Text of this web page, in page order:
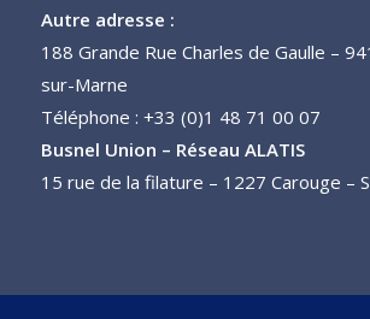
Autre adresse :
188 Grande Rue Charles de Gaulle –
sur-Marne
Téléphone : +33 (0)1 48 71 00 07
Busnel Union – Réseau ALATIS
15 rue de la filature – 1227 Carouge –